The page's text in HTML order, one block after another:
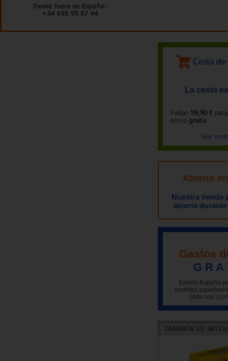
La cesta
Faltan 59,90 €
envío gratis
Ver
Abierto
Nuestra tienda
abierta
Gastos
G R A
Envíos España
pedidos
(más iva)